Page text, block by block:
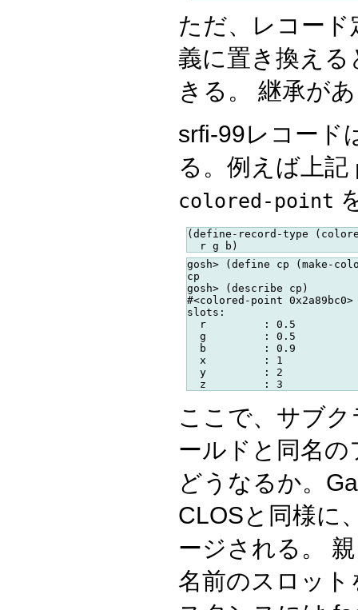
ただ、レコー
義に置き換え
きる。 継承が
srfi-99レコード
る。例えば上記
colored-point
(define-record-type
gosh> (define cp (make-
cp
gosh> (describe cp)
#<colored-point
slots:
  r         : 0.5
  g         : 0.5
  b         : 0.9
  x         : 1
  y         : 2
ここで、サブ
ールドと同名
どうなるか。
CLOSと同様に
ージされる。
名前のスロッ